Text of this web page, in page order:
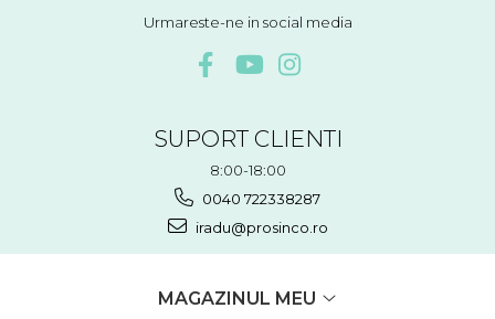
Urmareste-ne in social media
SUPORT CLIENTI
8:00-18:00
0040 722338287
iradu@prosinco.ro
MAGAZINUL MEU